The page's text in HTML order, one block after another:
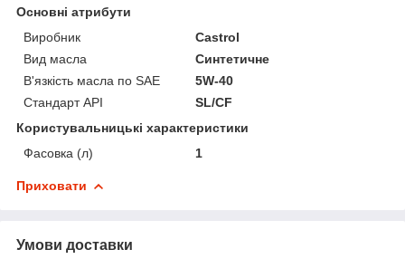
Основні атрибути
Виробник
Castrol
Вид масла
Синтетичне
В'язкість масла по SAE
5W-40
Стандарт API
SL/CF
Користувальницькі характеристики
Фасовка (л)
1
Приховати
Умови доставки